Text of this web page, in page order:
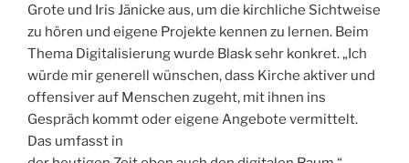
Grote und Iris Jänicke aus, um die kirchliche Sichtweise
zu hören und eigene Projekte kennen zu lernen. Beim
Thema Digitalisierung wurde Blask sehr konkret. „Ich
würde mir generell wünschen, dass Kirche aktiver und
offensiver auf Menschen zugeht, mit ihnen ins
Gespräch kommt oder eigene Angebote vermittelt.
Das umfasst in